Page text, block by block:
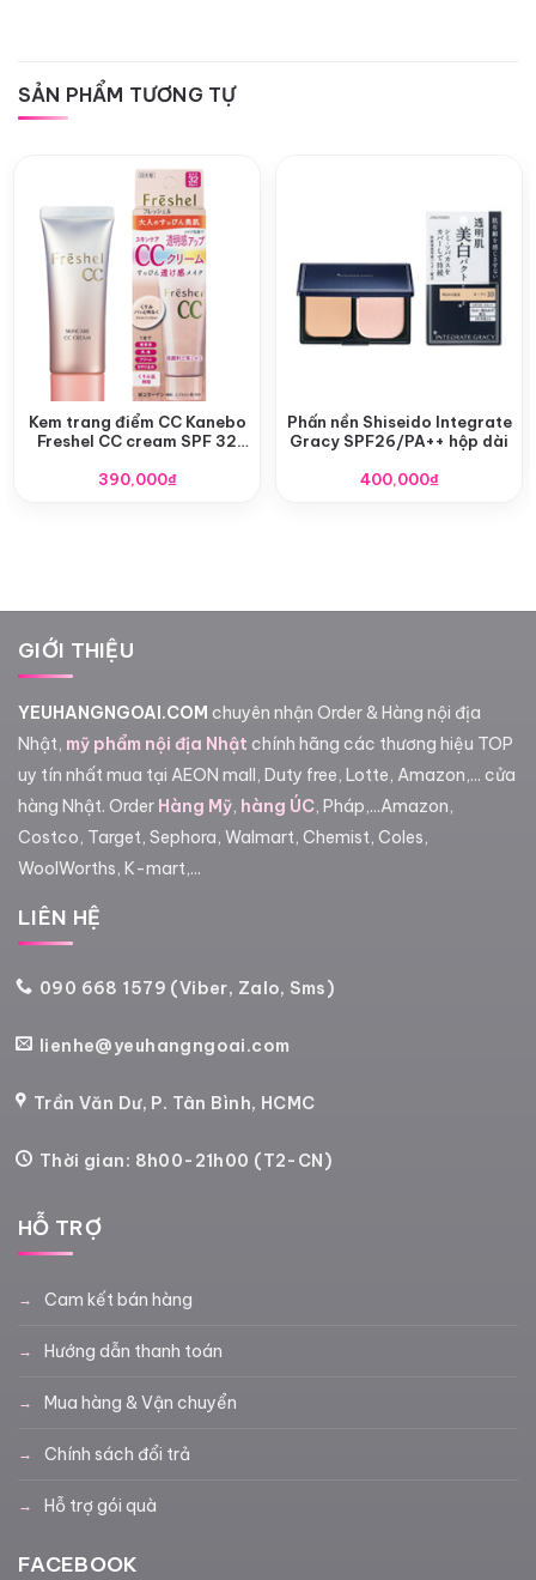
SẢN PHẨM TƯƠNG TỰ
Kem trang điểm CC Kanebo
Freshel CC cream SPF 32
390,000₫
Phấn nền Shiseido Integrate
Gracy SPF26/PA++ hộp dài
400,000₫
GIỚI THIỆU
YEUHANGNGOAI.COM chuyên nhận Order & Hàng nội địa
Nhật, mỹ phẩm nội địa Nhật chính hãng các thương hiệu TOP
uy tín nhất mua tại AEON mall, Duty free, Lotte, Amazon,... cửa
hàng Nhật. Order Hàng Mỹ, hàng ÚC, Pháp,...Amazon,
Costco, Target, Sephora, Walmart, Chemist, Coles,
WoolWorths, K-mart,...
LIÊN HỆ
090 668 1579 (Viber, Zalo, Sms)
lienhe@yeuhangngoai.com
Trần Văn Dư, P. Tân Bình, HCMC
Thời gian: 8h00-21h00 (T2-CN)
HỖ TRỢ
Cam kết bán hàng
Hướng dẫn thanh toán
Mua hàng & Vận chuyển
Chính sách đổi trả
Hỗ trợ gói quà
FACEBOOK